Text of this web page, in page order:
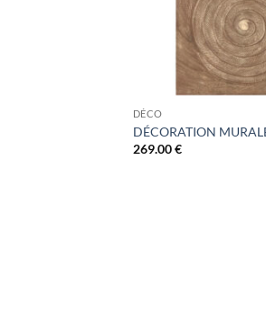
DÉCO
DÉCORATION
269.00€